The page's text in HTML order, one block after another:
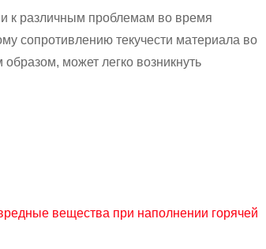
к различным проблемам во время
сопротивлению текучести материала во
может легко возникнуть
вещества при наполнении горячей